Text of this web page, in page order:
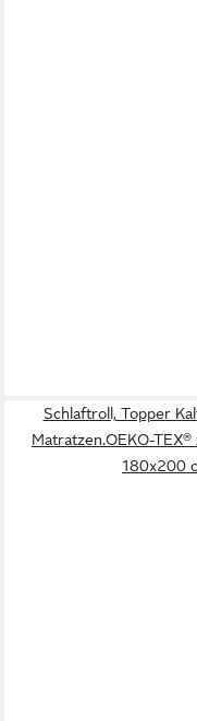
Schlaftroll, Topper
Matratzen.OEKO-
180x200